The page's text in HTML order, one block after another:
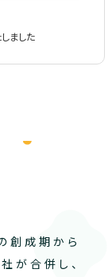
ました
創成期から
が合併し、